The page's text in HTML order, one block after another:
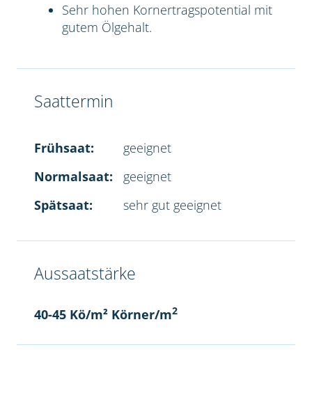
Sehr hohen Kornertragspotential mit
gutem Ölgehalt.
Saattermin
Frühsaat:
geeignet
Normalsaat:
geeignet
Spätsaat:
sehr gut geeignet
Aussaatstärke
40-45 Kö/m² Körner/m2